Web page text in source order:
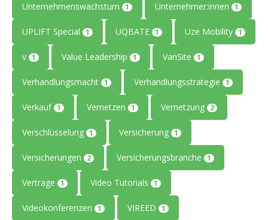
Unternehmenswachstum 1 Unternehmer:innen 1
UPLIFT Special 1 UQBATE 1 Uze Mobility 1
v 1 Value Leadership 1 VanSite 1
Verhandlungsmacht 1 Verhandlungsstrategie 1
Verkauf 1 Vernetzen 1 Vernetzung 2
Verschlüsselung 1 Versicherung 1
Versicherungen 2 Versicherungsbranche 1
Verträge 1 Video Tutorials 1
Videokonferenzen 1 VIREED 1